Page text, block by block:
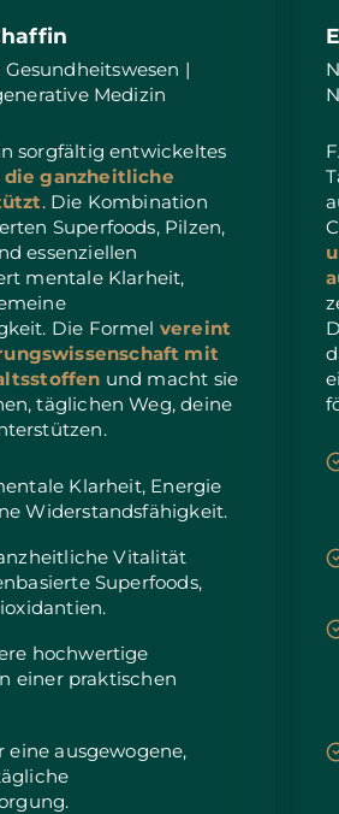
|
Medizin
sorgfältig entwickeltes
die ganzheitliche
. Die Kombination
Superfoods, Pilzen,
essenziellen
mentale Klarheit,
Die Formel vereint
mit
und macht sie
täglichen Weg, deine
Klarheit, Energie
Widerstandsfähigkeit.
Vitalität
Superfoods,
hochwertige
einer praktischen
ausgewogene,
Erwartete Lieferung
Erwartete Lieferung
Erwartete Lieferung
Erwartete Lieferung
Erwartete Lieferung
Erwartete Lieferung
Erwartete Lieferung
Erwartete Lieferung
Erwartete Lieferung
Erwartete Lieferung
Erwartete Lieferung